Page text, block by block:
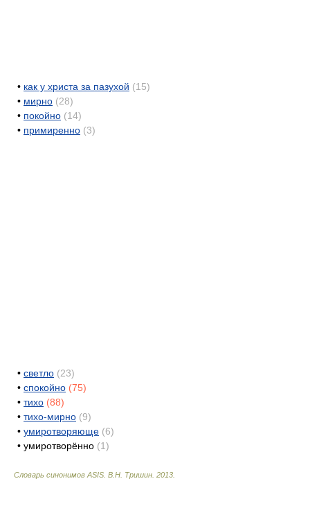
• как у христа за пазухой (15)
• мирно (28)
• покойно (14)
• примиренно (3)
• светло (23)
• спокойно (75)
• тихо (88)
• тихо-мирно (9)
• умиротворяюще (6)
• умиротворённо (1)
Словарь синонимов ASIS. В.Н. Тришин 2013